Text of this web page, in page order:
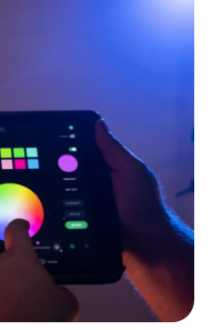
150c предлагает
съемки, будь то
установка. Кроме
чистым
(EPP),
и удобство при